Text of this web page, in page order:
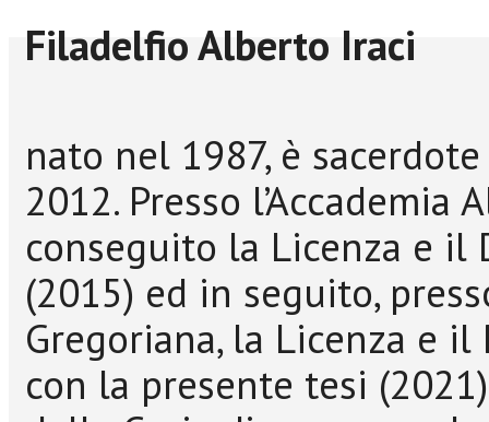
Filadelfio Alberto Iraci
nato nel 1987, è
2012. Presso l’Accademia
conseguito la Licenza e
(2015) ed in seguito,
Gregoriana, la Licenza e
con la presente tesi